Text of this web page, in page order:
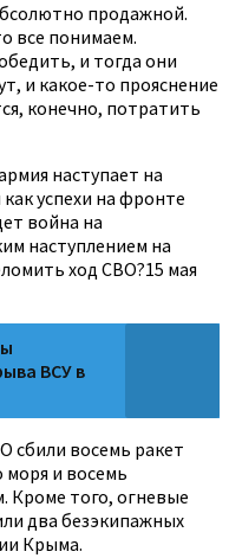
продажной.
все понимаем.
и тогда они
и какое-то прояснение
конечно, потратить
наступает на
успехи на фронте
война на
наступлением на
ход СВО?15 мая
ВСУ в
сбили восемь ракет
моря и восемь
Кроме того, огневые
два безэкипажных
Крыма.